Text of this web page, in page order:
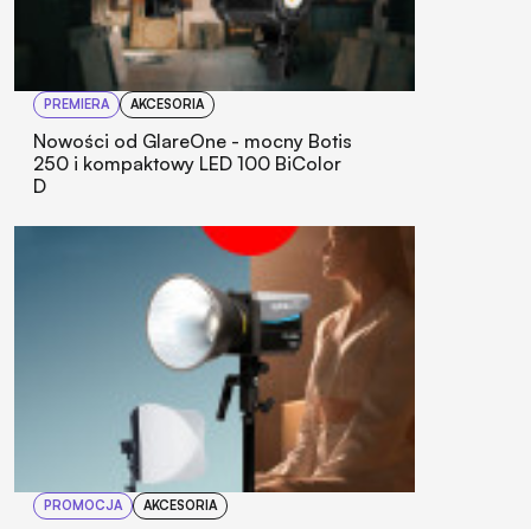
PREMIERA AKCESORIA
Nowości od GlareOne - mocny Botis
250 i kompaktowy LED 100 BiColor
D
PROMOCJA AKCESORIA